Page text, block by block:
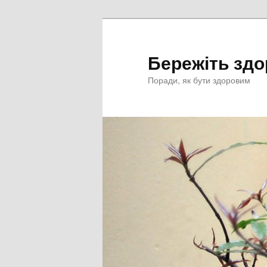
Бережіть
Поради, як бути здоровим